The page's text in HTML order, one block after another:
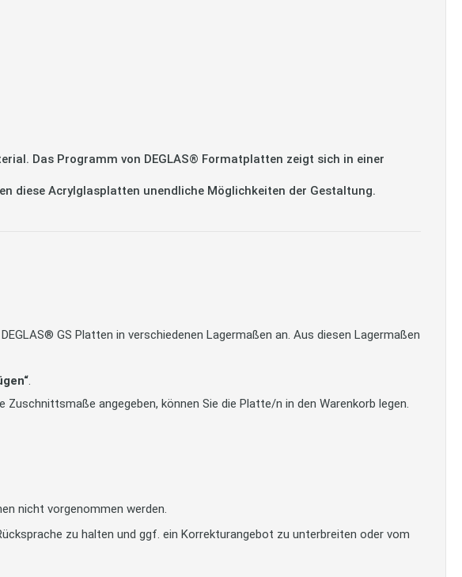
Das Programm von DEGLAS® Formatplatten zeigt sich in einer
diese Acrylglasplatten unendliche Möglichkeiten der Gestaltung.
GS Platten in verschiedenen Lagermaßen an. Aus diesen Lagermaßen
angegeben, können Sie die Platte/n in den Warenkorb legen.
nicht vorgenommen werden.
zu halten und ggf. ein Korrekturangebot zu unterbreiten oder vom